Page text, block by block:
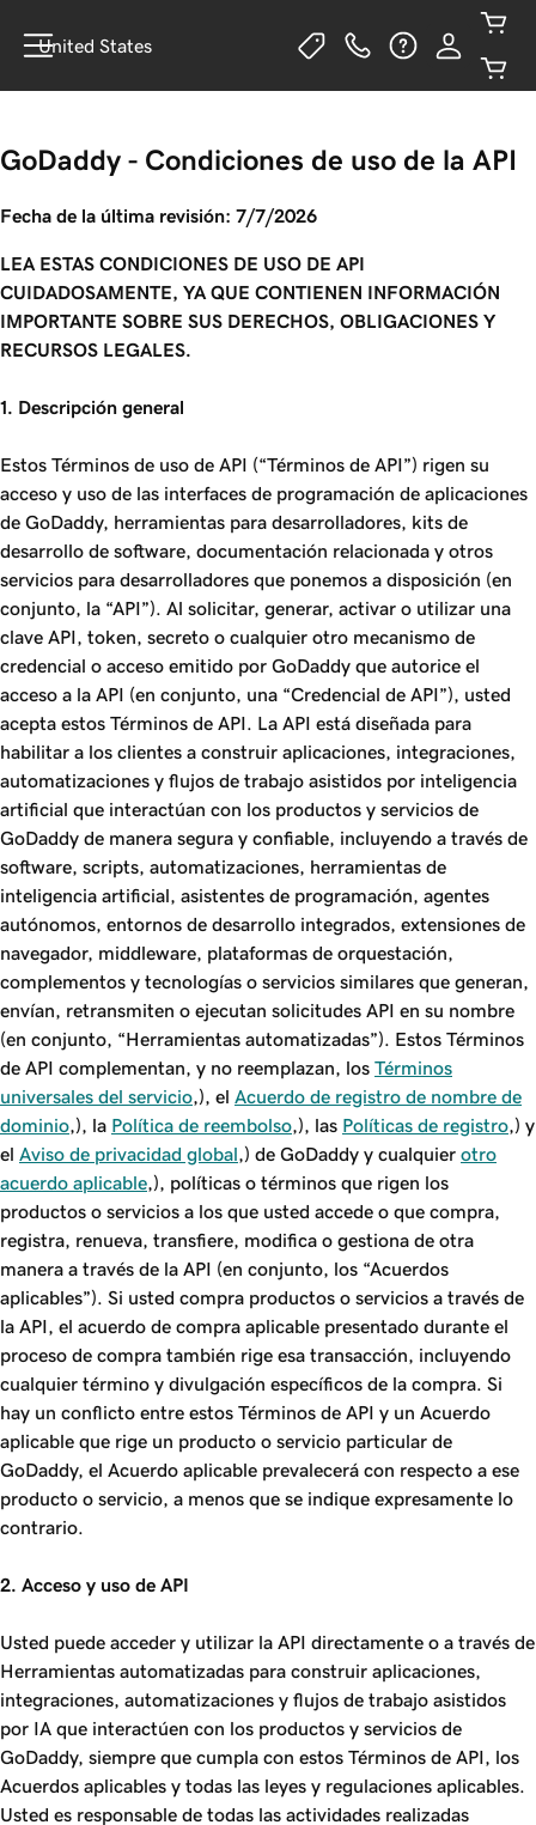
United States
GoDaddy - Condiciones de uso de la API
Fecha de la última revisión: 7/7/2026
LEA ESTAS CONDICIONES DE USO DE API
CUIDADOSAMENTE, YA QUE CONTIENEN INFORMACIÓN
IMPORTANTE SOBRE SUS DERECHOS, OBLIGACIONES Y
RECURSOS LEGALES.
1. Descripción general
Estos Términos de uso de API (“Términos de API”) rigen su
acceso y uso de las interfaces de programación de aplicaciones
de GoDaddy, herramientas para desarrolladores, kits de
desarrollo de software, documentación relacionada y otros
servicios para desarrolladores que ponemos a disposición (en
conjunto, la “API”). Al solicitar, generar, activar o utilizar una
clave API, token, secreto o cualquier otro mecanismo de
credencial o acceso emitido por GoDaddy que autorice el
acceso a la API (en conjunto, una “Credencial de API”), usted
acepta estos Términos de API. La API está diseñada para
habilitar a los clientes a construir aplicaciones, integraciones,
automatizaciones y flujos de trabajo asistidos por inteligencia
artificial que interactúan con los productos y servicios de
GoDaddy de manera segura y confiable, incluyendo a través de
software, scripts, automatizaciones, herramientas de
inteligencia artificial, asistentes de programación, agentes
autónomos, entornos de desarrollo integrados, extensiones de
navegador, middleware, plataformas de orquestación,
complementos y tecnologías o servicios similares que generan,
envían, retransmiten o ejecutan solicitudes API en su nombre
(en conjunto, “Herramientas automatizadas”). Estos Términos
de API complementan, y no reemplazan, los Términos
universales del servicio ,), el Acuerdo de registro de nombre de
dominio ,), la Política de reembolso ,), las Políticas de registro ,) y
el Aviso de privacidad global ,) de GoDaddy y cualquier otro
acuerdo aplicable ,), políticas o términos que rigen los
productos o servicios a los que usted accede o que compra,
registra, renueva, transfiere, modifica o gestiona de otra
manera a través de la API (en conjunto, los “Acuerdos
aplicables”). Si usted compra productos o servicios a través de
la API, el acuerdo de compra aplicable presentado durante el
proceso de compra también rige esa transacción, incluyendo
cualquier término y divulgación específicos de la compra. Si
hay un conflicto entre estos Términos de API y un Acuerdo
aplicable que rige un producto o servicio particular de
GoDaddy, el Acuerdo aplicable prevalecerá con respecto a ese
producto o servicio, a menos que se indique expresamente lo
contrario.
2. Acceso y uso de API
Usted puede acceder y utilizar la API directamente o a través de
Herramientas automatizadas para construir aplicaciones,
integraciones, automatizaciones y flujos de trabajo asistidos
por IA que interactúen con los productos y servicios de
GoDaddy, siempre que cumpla con estos Términos de API, los
Acuerdos aplicables y todas las leyes y regulaciones aplicables.
Usted es responsable de todas las actividades realizadas